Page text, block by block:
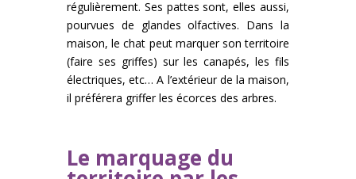
régulièrement. Ses pattes sont, elles aussi,
pourvues de glandes olfactives. Dans la
maison, le chat peut marquer son territoire
(faire ses griffes) sur les canapés, les fils
électriques, etc… A l’extérieur de la maison,
il préférera griffer les écorces des arbres.
Le marquage du